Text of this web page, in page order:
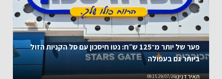
פער של יותר מ־125 ש״ח: נטו חיסכון עם סל הקניות הזול
ביותר גם בעפולה
תאיר דנינו29/07/26 09:15